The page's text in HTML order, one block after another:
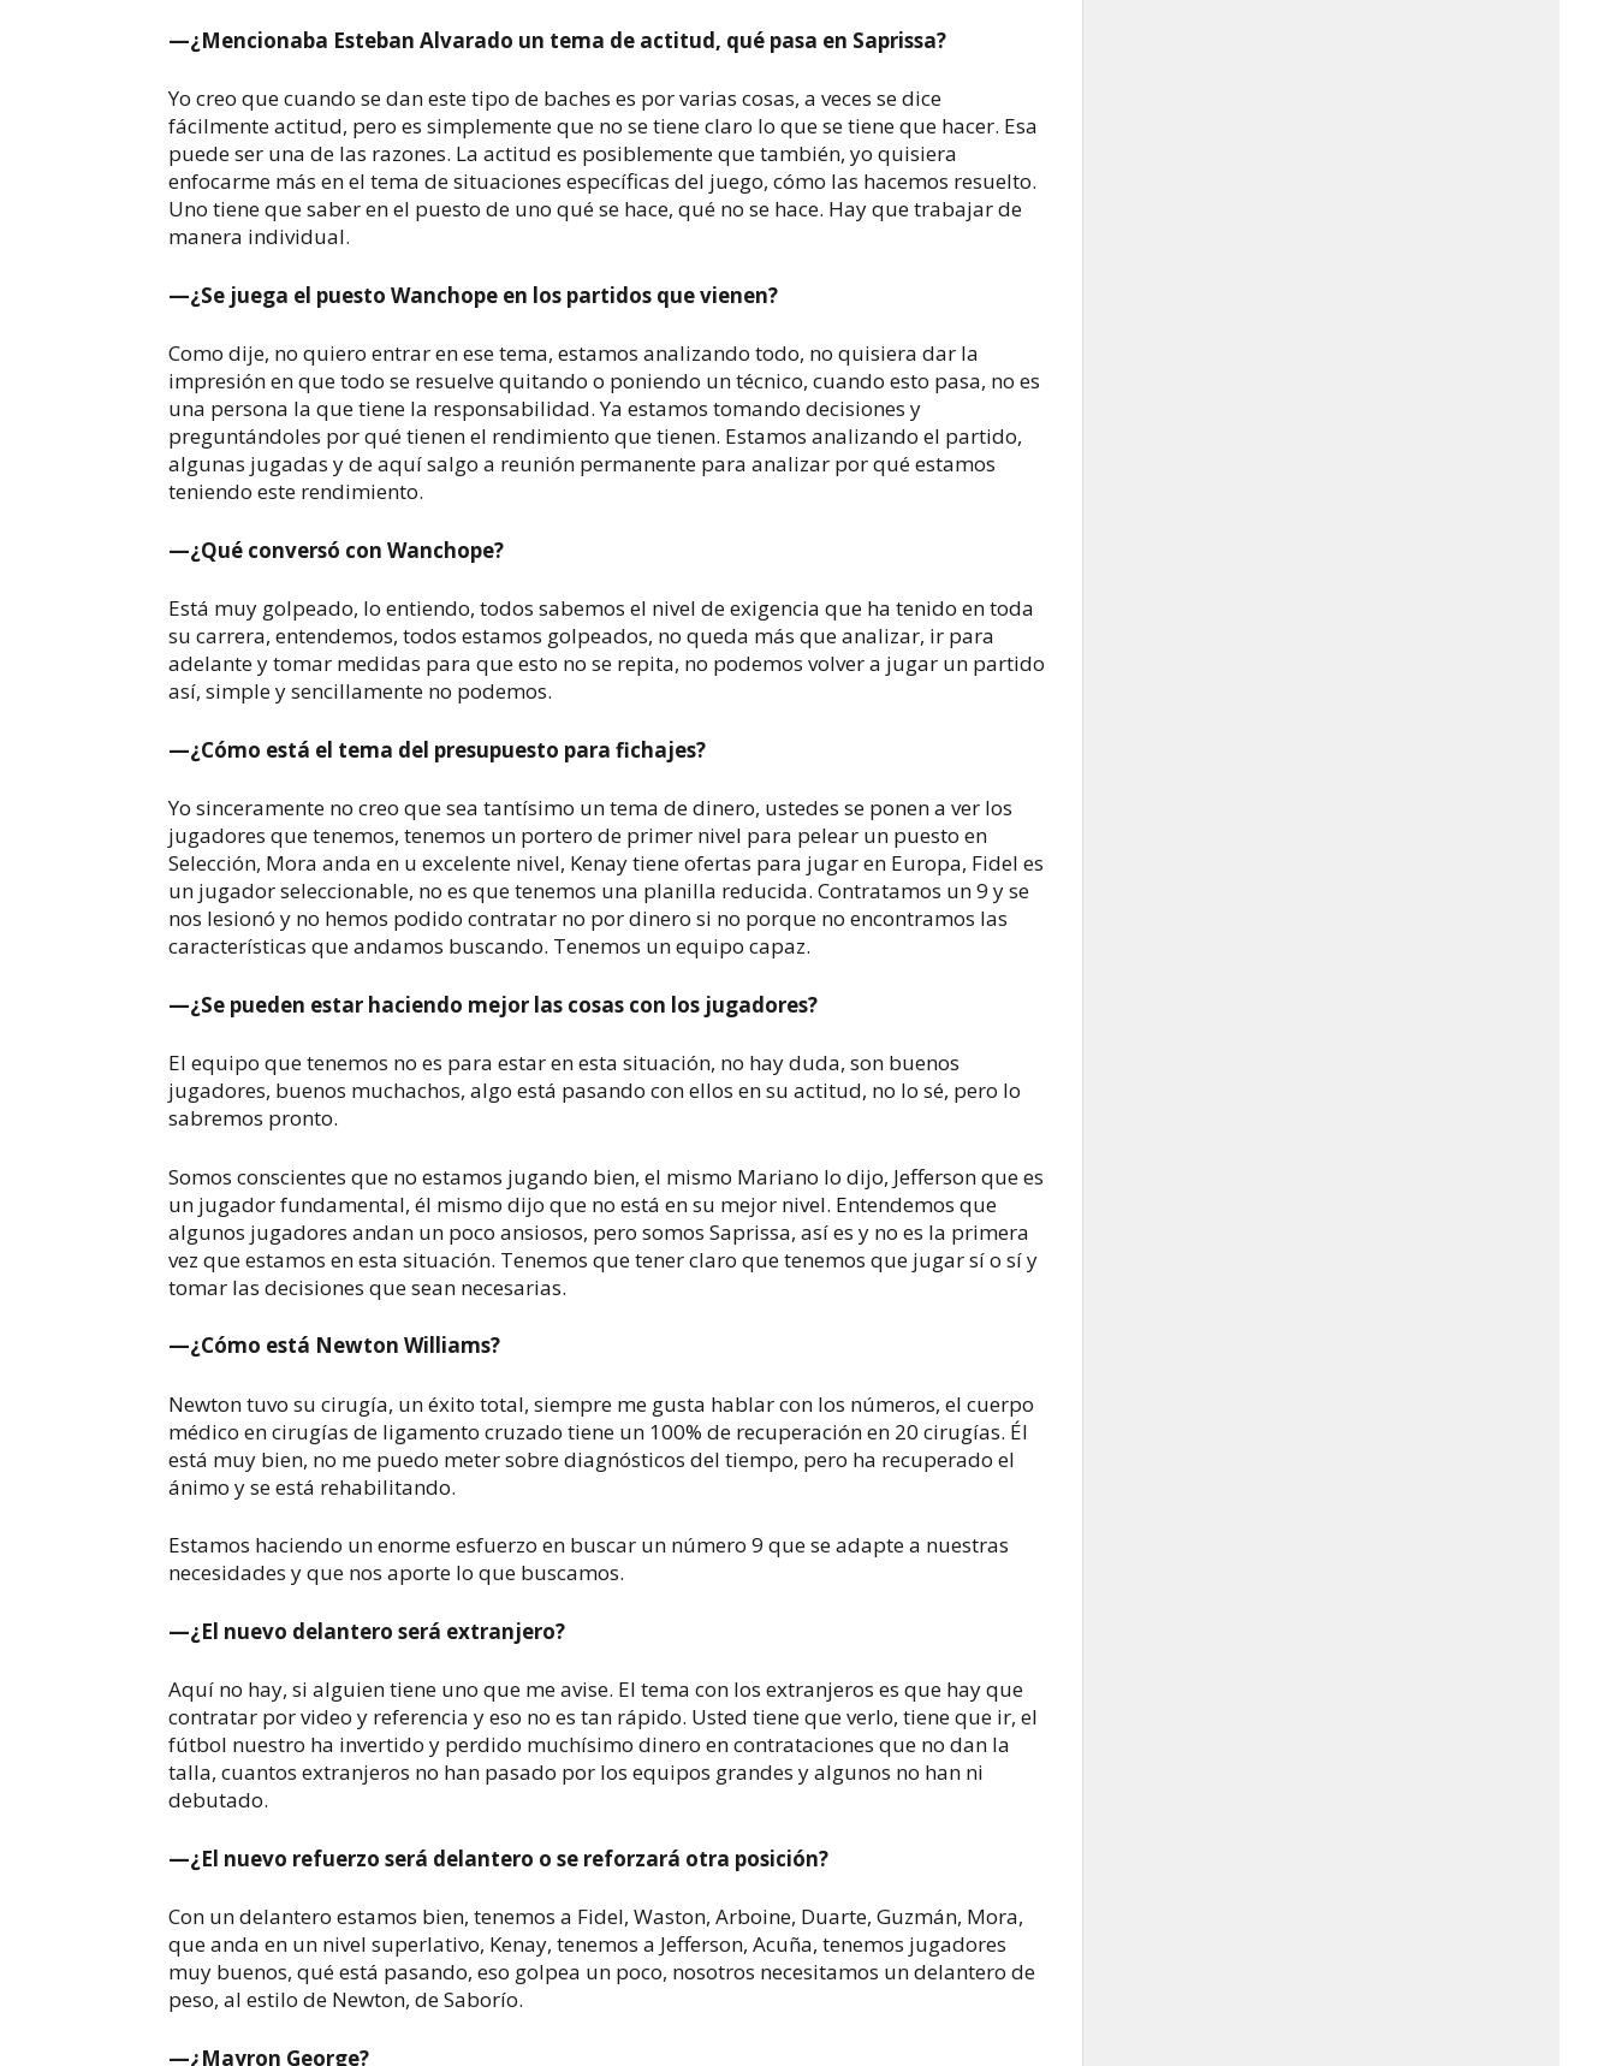
—¿Mencionaba Esteban Alvarado un tema de actitud, qué pasa en Saprissa?
Yo creo que cuando se dan este tipo de baches es por varias cosas, a veces se dice
fácilmente actitud, pero es simplemente que no se tiene claro lo que se tiene que hacer. Esa
puede ser una de las razones. La actitud es posiblemente que también, yo quisiera
enfocarme más en el tema de situaciones específicas del juego, cómo las hacemos resuelto.
Uno tiene que saber en el puesto de uno qué se hace, qué no se hace. Hay que trabajar de
manera individual.
—¿Se juega el puesto Wanchope en los partidos que vienen?
Como dije, no quiero entrar en ese tema, estamos analizando todo, no quisiera dar la
impresión en que todo se resuelve quitando o poniendo un técnico, cuando esto pasa, no es
una persona la que tiene la responsabilidad. Ya estamos tomando decisiones y
preguntándoles por qué tienen el rendimiento que tienen. Estamos analizando el partido,
algunas jugadas y de aquí salgo a reunión permanente para analizar por qué estamos
teniendo este rendimiento.
—¿Qué conversó con Wanchope?
Está muy golpeado, lo entiendo, todos sabemos el nivel de exigencia que ha tenido en toda
su carrera, entendemos, todos estamos golpeados, no queda más que analizar, ir para
adelante y tomar medidas para que esto no se repita, no podemos volver a jugar un partido
así, simple y sencillamente no podemos.
—¿Cómo está el tema del presupuesto para fichajes?
Yo sinceramente no creo que sea tantísimo un tema de dinero, ustedes se ponen a ver los
jugadores que tenemos, tenemos un portero de primer nivel para pelear un puesto en
Selección, Mora anda en u excelente nivel, Kenay tiene ofertas para jugar en Europa, Fidel es
un jugador seleccionable, no es que tenemos una planilla reducida. Contratamos un 9 y se
nos lesionó y no hemos podido contratar no por dinero si no porque no encontramos las
características que andamos buscando. Tenemos un equipo capaz.
—¿Se pueden estar haciendo mejor las cosas con los jugadores?
El equipo que tenemos no es para estar en esta situación, no hay duda, son buenos
jugadores, buenos muchachos, algo está pasando con ellos en su actitud, no lo sé, pero lo
sabremos pronto.
Somos conscientes que no estamos jugando bien, el mismo Mariano lo dijo, Jefferson que es
un jugador fundamental, él mismo dijo que no está en su mejor nivel. Entendemos que
algunos jugadores andan un poco ansiosos, pero somos Saprissa, así es y no es la primera
vez que estamos en esta situación. Tenemos que tener claro que tenemos que jugar sí o sí y
tomar las decisiones que sean necesarias.
—¿Cómo está Newton Williams?
Newton tuvo su cirugía, un éxito total, siempre me gusta hablar con los números, el cuerpo
médico en cirugías de ligamento cruzado tiene un 100% de recuperación en 20 cirugías. Él
está muy bien, no me puedo meter sobre diagnósticos del tiempo, pero ha recuperado el
ánimo y se está rehabilitando.
Estamos haciendo un enorme esfuerzo en buscar un número 9 que se adapte a nuestras
necesidades y que nos aporte lo que buscamos.
—¿El nuevo delantero será extranjero?
Aquí no hay, si alguien tiene uno que me avise. El tema con los extranjeros es que hay que
contratar por video y referencia y eso no es tan rápido. Usted tiene que verlo, tiene que ir, el
fútbol nuestro ha invertido y perdido muchísimo dinero en contrataciones que no dan la
talla, cuantos extranjeros no han pasado por los equipos grandes y algunos no han ni
debutado.
—¿El nuevo refuerzo será delantero o se reforzará otra posición?
Con un delantero estamos bien, tenemos a Fidel, Waston, Arboine, Duarte, Guzmán, Mora,
que anda en un nivel superlativo, Kenay, tenemos a Jefferson, Acuña, tenemos jugadores
muy buenos, qué está pasando, eso golpea un poco, nosotros necesitamos un delantero de
peso, al estilo de Newton, de Saborío.
—¿Mayron George?